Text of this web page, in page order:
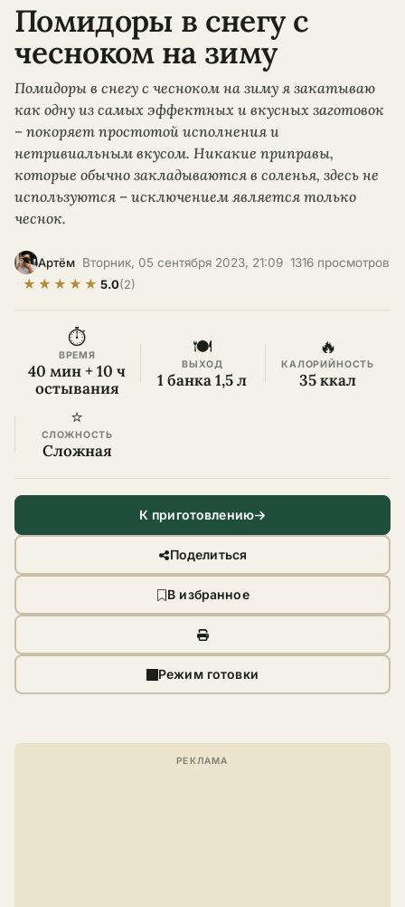
Помидоры в снегу с
чесноком на зиму
Помидоры в снегу с чесноком на зиму я закатываю
как одну из самых эффектных и вкусных заготовок
– покоряет простотой исполнения и
нетривиальным вкусом. Никакие приправы,
которые обычно закладываются в соленья, здесь не
используются – исключением является только
чеснок.
Артём Вторник, 05 сентября 2023, 21:09 1316 просмотров
★ ★ ★ ★ ★ 5.0(2)
⏱
ВРЕМЯ
40 мин + 10 ч
остывания
🍽
ВЫХОД
1 банка 1,5 л
🔥
КАЛОРИЙНОСТЬ
35 ккал
⭐
СЛОЖНОСТЬ
Сложная
К приготовлению
Поделиться
В избранное
Режим готовки